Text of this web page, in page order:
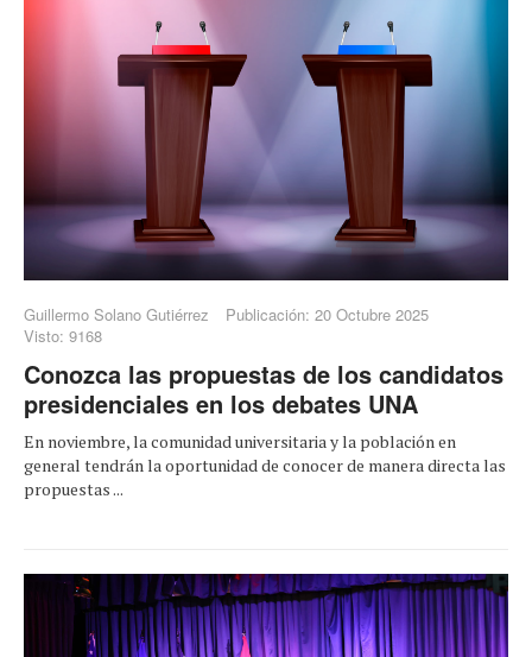
Guillermo Solano Gutiérrez
Publicación: 20 Octubre 2025
Visto: 9168
Conozca las propuestas de los candidatos
presidenciales en los debates UNA
En noviembre, la comunidad universitaria y la población en
general tendrán la oportunidad de conocer de manera directa las
propuestas ...